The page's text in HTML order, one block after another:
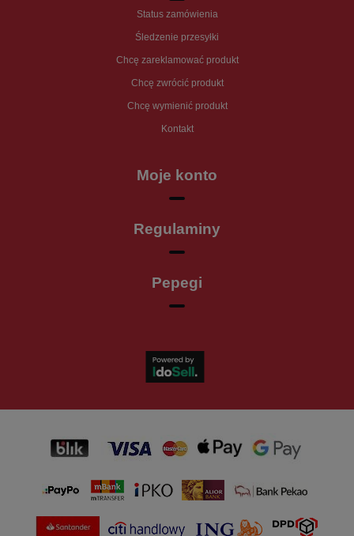
Status zamówienia
Śledzenie przesyłki
Chcę zareklamować produkt
Chcę zwrócić produkt
Chcę wymienić produkt
Kontakt
Moje konto
Regulaminy
Pepegi